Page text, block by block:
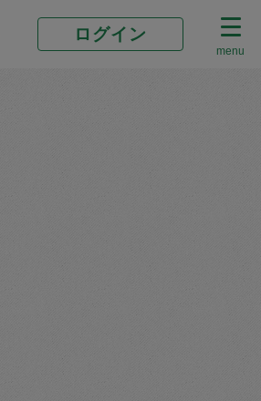
ログイン
menu